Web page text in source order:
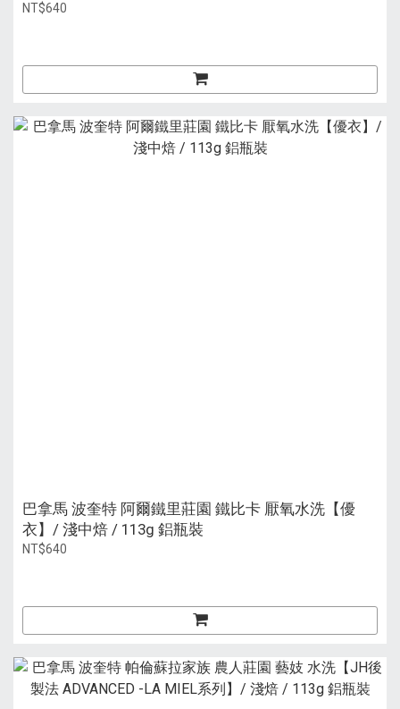
NT$640
巴拿馬 波奎特 阿爾鐵里莊園 鐵比卡 厭氧水洗【優
衣】/ 淺中焙 / 113g 鋁瓶裝
NT$640